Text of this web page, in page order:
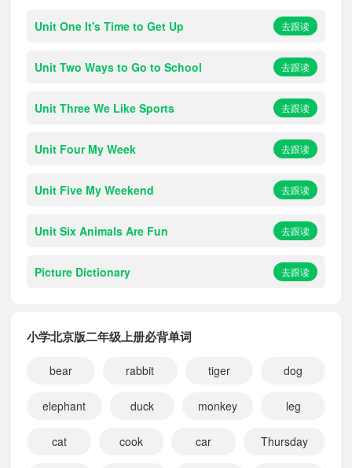
Unit One It's Time to Get Up 去跟读
Unit Two Ways to Go to School 去跟读
Unit Three We Like Sports 去跟读
Unit Four My Week 去跟读
Unit Five My Weekend 去跟读
Unit Six Animals Are Fun 去跟读
Picture Dictionary 去跟读
小学北京版二年级上册必背单词
bear rabbit tiger dog
elephant duck monkey leg
cat cook car Thursday